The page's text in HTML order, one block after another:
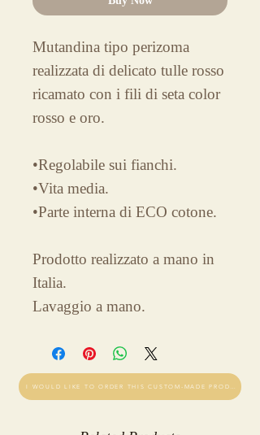
Mutandina tipo perizoma
realizzata di delicato tulle rosso
ricamato con i fili di seta color
rosso e oro.
•Regolabile sui fianchi.
•Vita media.
•Parte interna di ECO cotone.
Prodotto realizzato a mano in
Italia.
Lavaggio a mano.
I WOULD LIKE TO ORDER THIS CUSTOM-MADE PRODUCT